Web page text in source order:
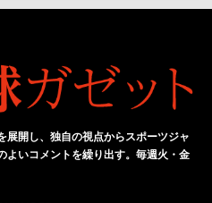
展開し、独自の視点からスポーツジャ
よいコメントを繰り出す。毎週火・金